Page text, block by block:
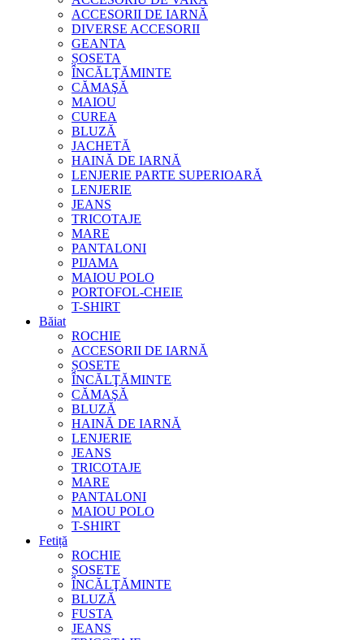
ACCESORII DE IARNĂ
DIVERSE ACCESORII
GEANTA
ȘOSETA
ÎNCĂLŢĂMINTE
CĂMAŞĂ
MAIOU
CUREA
BLUZĂ
JACHETĂ
HAINĂ DE IARNĂ
LENJERIE PARTE SUPERIOARĂ
LENJERIE
JEANS
TRICOTAJE
MARE
PANTALONI
PIJAMA
MAIOU POLO
PORTOFOL-CHEIE
T-SHIRT
Băiat
ROCHIE
ACCESORII DE IARNĂ
ȘOSETE
ÎNCĂLŢĂMINTE
CĂMAŞĂ
BLUZĂ
HAINĂ DE IARNĂ
LENJERIE
JEANS
TRICOTAJE
MARE
PANTALONI
MAIOU POLO
T-SHIRT
Fetiță
ROCHIE
ȘOSETE
ÎNCĂLŢĂMINTE
BLUZĂ
FUSTA
JEANS